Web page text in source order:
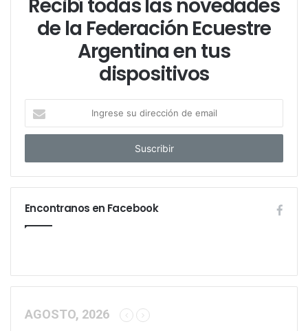
Recibí todas las novedades
de la Federación Ecuestre
Argentina en tus
dispositivos
g
e
s
s
e
c
Encontranos en Facebook
AGOSTO, 2026